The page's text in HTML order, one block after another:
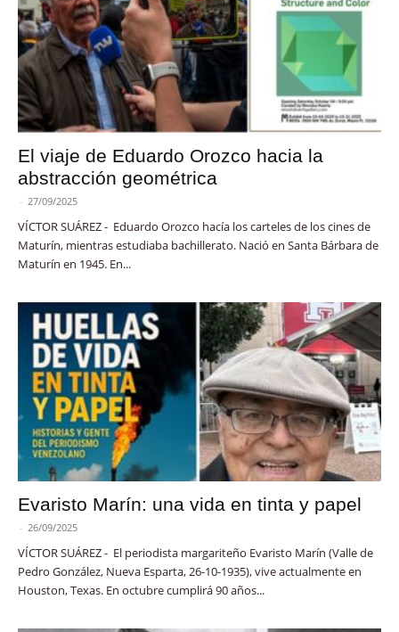
El viaje de Eduardo Orozco hacia la
abstracción geométrica
- 27/09/2025
VÍCTOR SUÁREZ - Eduardo Orozco hacía los carteles de los cines de
Maturín, mientras estudiaba bachillerato. Nació en Santa Bárbara de
Maturín en 1945. En...
Evaristo Marín: una vida en tinta y papel
- 26/09/2025
VÍCTOR SUÁREZ - El periodista margariteño Evaristo Marín (Valle de
Pedro González, Nueva Esparta, 26-10-1935), vive actualmente en
Houston, Texas. En octubre cumplirá 90 años...